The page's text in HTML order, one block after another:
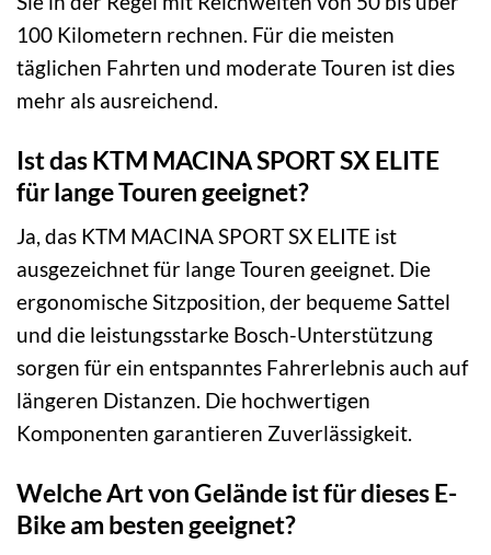
100 Kilometern rechnen. Für die meisten
täglichen Fahrten und moderate Touren ist dies
mehr als ausreichend.
Ist das KTM MACINA SPORT SX ELITE
für lange Touren geeignet?
Ja, das KTM MACINA SPORT SX ELITE ist
ausgezeichnet für lange Touren geeignet. Die
ergonomische Sitzposition, der bequeme Sattel
und die leistungsstarke Bosch-Unterstützung
sorgen für ein entspanntes Fahrerlebnis auch auf
längeren Distanzen. Die hochwertigen
Komponenten garantieren Zuverlässigkeit.
Welche Art von Gelände ist für dieses E-
Bike am besten geeignet?